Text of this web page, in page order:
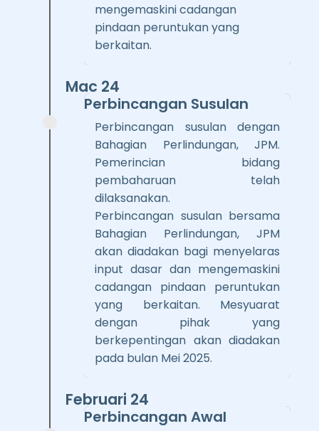
mengemaskini cadangan
pindaan peruntukan yang
berkaitan.
Mac 24
Perbincangan Susulan
Perbincangan susulan dengan
Bahagian Perlindungan, JPM.
Pemerincian bidang
pembaharuan telah
dilaksanakan.
Perbincangan susulan bersama
Bahagian Perlindungan, JPM
akan diadakan bagi menyelaras
input dasar dan mengemaskini
cadangan pindaan peruntukan
yang berkaitan. Mesyuarat
dengan pihak yang
berkepentingan akan diadakan
pada bulan Mei 2025.
Februari 24
Perbincangan Awal